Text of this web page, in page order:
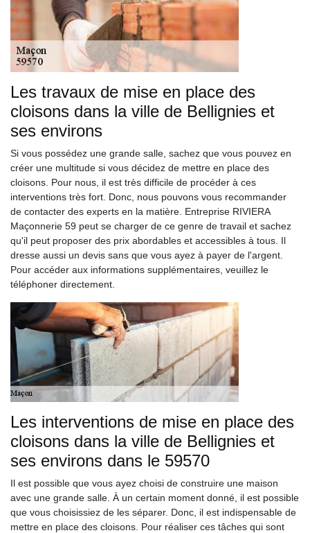
Les travaux de mise en place des
cloisons dans la ville de Bellignies et
ses environs
Si vous possédez une grande salle, sachez que vous pouvez en
créer une multitude si vous décidez de mettre en place des
cloisons. Pour nous, il est très difficile de procéder à ces
interventions très fort. Donc, nous pouvons vous recommander
de contacter des experts en la matière. Entreprise RIVIERA
Maçonnerie 59 peut se charger de ce genre de travail et sachez
qu'il peut proposer des prix abordables et accessibles à tous. Il
dresse aussi un devis sans que vous ayez à payer de l'argent.
Pour accéder aux informations supplémentaires, veuillez le
téléphoner directement.
Les interventions de mise en place des
cloisons dans la ville de Bellignies et
ses environs dans le 59570
Il est possible que vous ayez choisi de construire une maison
avec une grande salle. À un certain moment donné, il est possible
que vous choisissiez de les séparer. Donc, il est indispensable de
mettre en place des cloisons. Pour réaliser ces tâches qui sont